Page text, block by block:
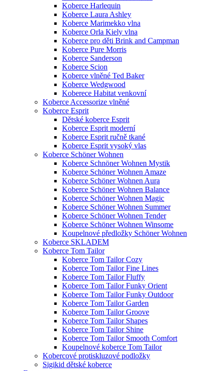
Koberce Harlequin
Koberce Laura Ashley
Koberce Marimekko vlna
Koberce Orla Kiely vlna
Koberce pro děti Brink and Campman
Koberce Pure Morris
Koberce Sanderson
Koberce Scion
Koberce vlněné Ted Baker
Koberce Wedgwood
Koberece Habitat venkovní
Koberce Accessorize vlněné
Koberce Esprit
Dětské koberce Esprit
Koberce Esprit moderní
Koberce Esprit ručně tkané
Koberce Esprit vysoký vlas
Koberce Schöner Wohnen
Koberce Schnöner Wohnen Mystik
Koberce Schöner Wohnen Amaze
Koberce Schöner Wohnen Aura
Koberce Schöner Wohnen Balance
Koberce Schöner Wohnen Magic
Koberce Schöner Wohnen Summer
Koberce Schöner Wohnen Tender
Koberce Schöner Wohnen Winsome
Koupelnové předložky Schöner Wohnen
Koberce SKLADEM
Koberce Tom Tailor
Koberce Tom Tailor Cozy
Koberce Tom Tailor Fine Lines
Koberce Tom Tailor Fluffy
Koberce Tom Tailor Funky Orient
Koberce Tom Tailor Funky Outdoor
Koberce Tom Tailor Garden
Koberce Tom Tailor Groove
Koberce Tom Tailor Shapes
Koberce Tom Tailor Shine
Koberce Tom Tailor Smooth Comfort
Koupelnové koberce Tom Tailor
Kobercové protiskluzové podložky
Sigikid dětské koberce